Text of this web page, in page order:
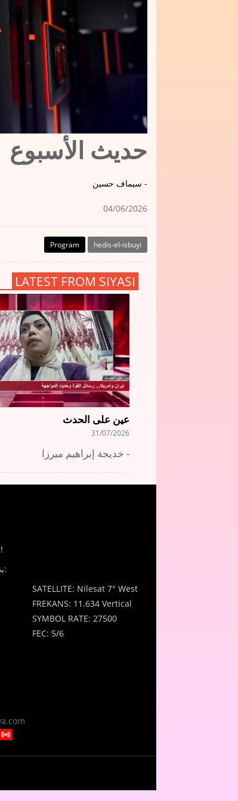
حديث الأسبوع
سيماف حسين -
04/06/2026
Program hedis-el-isbuyi
LATEST FROM SIYASI
عين على الحدث
31/07/2026
خديجة إبراهيم ميرزا -
JinTV - تلفزيون النساء للنساء!
بث مباشر عبر الأقمار الصناعية:
SATELLITE: Nilesat 7° West
FREKANS: 11.634 Vertical
SYMBOL RATE: 27500
FEC: 5/6